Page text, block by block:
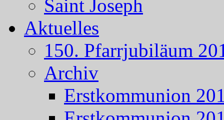
Saint Joseph
Aktuelles
150. Pfarrjubiläum
Archiv
Erstkommunion